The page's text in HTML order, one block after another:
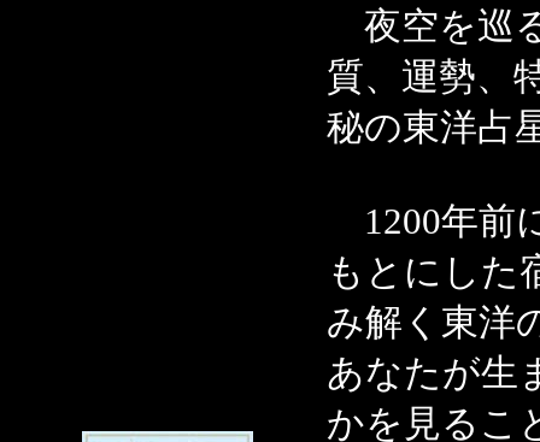
夜空を巡
質、運勢、
秘の東洋占
1200年前
もとにした
み解く東洋
あなたが生
かを見るこ